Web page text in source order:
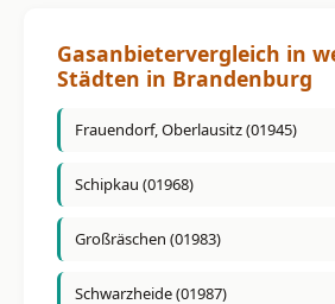
Gasanbietervergleich in
Städten in Brandenburg
Frauendorf, Oberlausitz (01945)
Schipkau (01968)
Großräschen (01983)
Schwarzheide (01987)